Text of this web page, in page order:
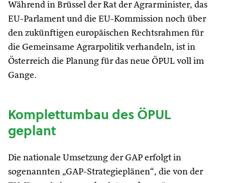
Während in Brüssel der Rat der Agrarminister, das
EU-Parlament und die EU-Kommission noch über
den zukünftigen europäischen Rechtsrahmen für
die Gemeinsame Agrarpolitik verhandeln, ist in
Österreich die Planung für das neue ÖPUL voll im
Gange.
Komplettumbau des ÖPUL
geplant
Die nationale Umsetzung der GAP erfolgt in
sogenannten „GAP-Strategieplänen“, die von der